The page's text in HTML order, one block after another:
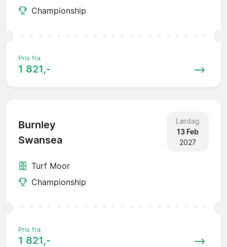
Championship
Pris fra
1 821,-
Burnley
Swansea
Lørdag
13 Feb
2027
Turf Moor
Championship
Pris fra
1 821,-